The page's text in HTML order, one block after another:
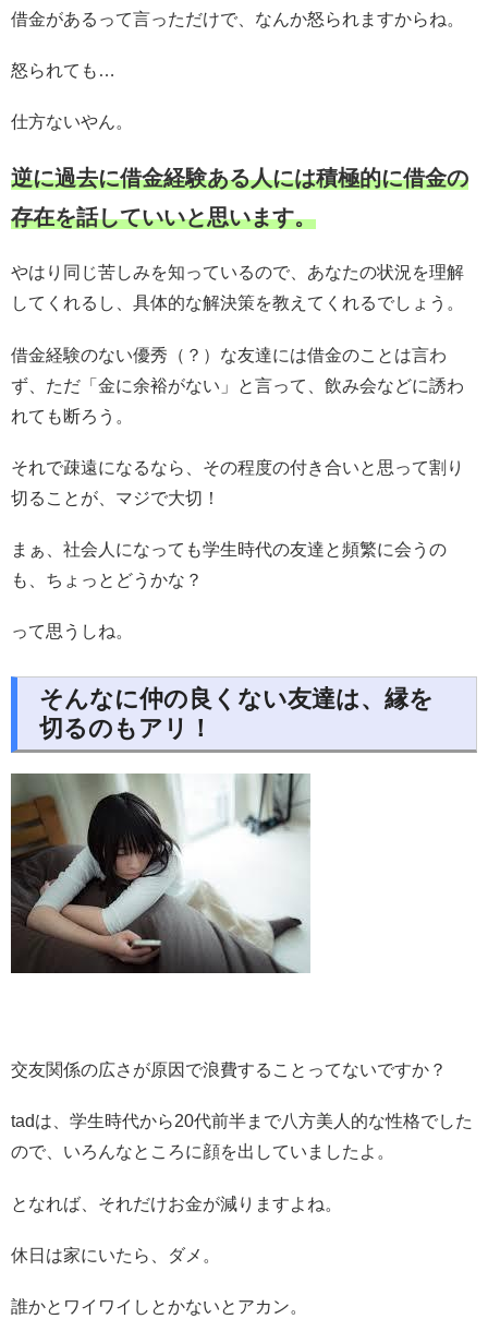
借金があるって言っただけで、なんか怒られますからね。
怒られても…
仕方ないやん。
逆に過去に借金経験ある人には積極的に借金の
存在を話していいと思います。
やはり同じ苦しみを知っているので、あなたの状況を理解
してくれるし、具体的な解決策を教えてくれるでしょう。
借金経験のない優秀（？）な友達には借金のことは言わ
ず、ただ「金に余裕がない」と言って、飲み会などに誘わ
れても断ろう。
それで疎遠になるなら、その程度の付き合いと思って割り
切ることが、マジで大切！
まぁ、社会人になっても学生時代の友達と頻繁に会うの
も、ちょっとどうかな？
って思うしね。
そんなに仲の良くない友達は、縁を
切るのもアリ！
交友関係の広さが原因で浪費することってないですか？
tadは、学生時代から20代前半まで八方美人的な性格でした
ので、いろんなところに顔を出していましたよ。
となれば、それだけお金が減りますよね。
休日は家にいたら、ダメ。
誰かとワイワイしとかないとアカン。